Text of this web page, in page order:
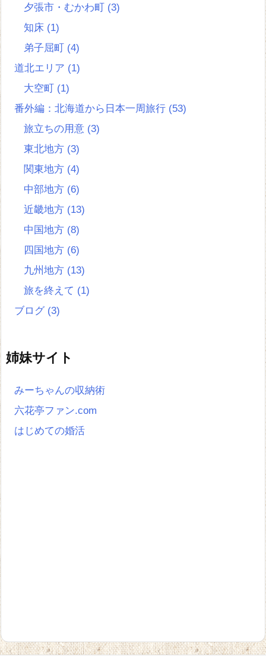
夕張市・むかわ町 (3)
知床 (1)
弟子屈町 (4)
道北エリア (1)
大空町 (1)
番外編：北海道から日本一周旅行 (53)
旅立ちの用意 (3)
東北地方 (3)
関東地方 (4)
中部地方 (6)
近畿地方 (13)
中国地方 (8)
四国地方 (6)
九州地方 (13)
旅を終えて (1)
ブログ (3)
姉妹サイト
みーちゃんの収納術
六花亭ファン.com
はじめての婚活